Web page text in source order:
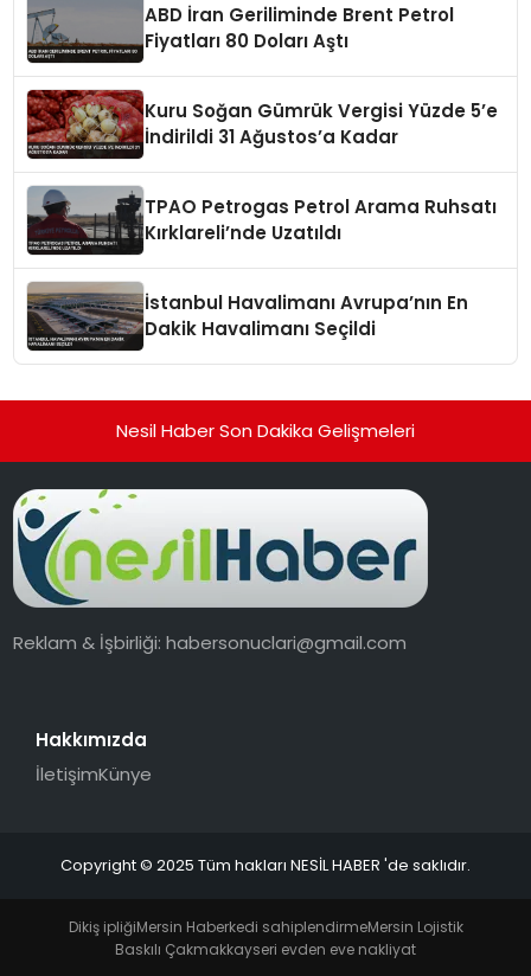
ABD İran Geriliminde Brent Petrol
Fiyatları 80 Doları Aştı
Kuru Soğan Gümrük Vergisi Yüzde 5’e
İndirildi 31 Ağustos’a Kadar
TPAO Petrogas Petrol Arama Ruhsatı
Kırklareli’nde Uzatıldı
İstanbul Havalimanı Avrupa’nın En
Dakik Havalimanı Seçildi
Nesil Haber Son Dakika Gelişmeleri
Reklam & İşbirliği:habersonuclari@gmail.com
Hakkımızda
İletişimKünye
Copyright © 2025 Tüm hakları NESİL HABER 'de saklıdır.
Dikiş ipliğiMersin Haberkedi sahiplendirmeMersin Lojistik
Baskılı Çakmakkayseri evden eve nakliyat